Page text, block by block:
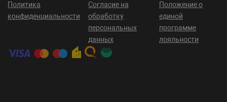
Политика
конфиденциальности
Согласие на
обработку
персональных
данных
Положение о
единой
программе
лояльности